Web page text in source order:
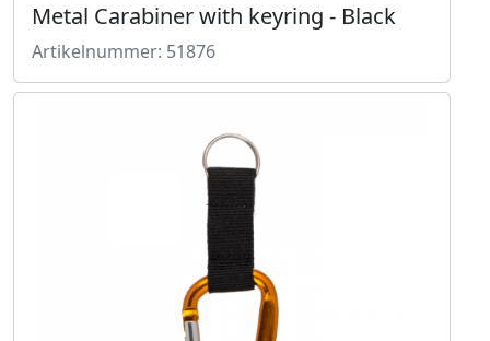
Metal Carabiner with keyring - Black
Artikelnummer: 51876